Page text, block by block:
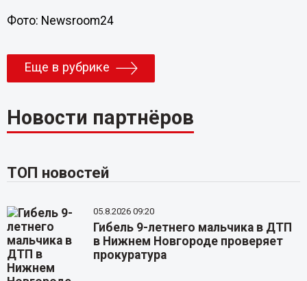
Фото: Newsroom24
Еще в рубрике
Новости партнёров
ТОП новостей
05.8.2026 09:20
Гибель 9-летнего мальчика в ДТП
в Нижнем Новгороде проверяет
прокуратура